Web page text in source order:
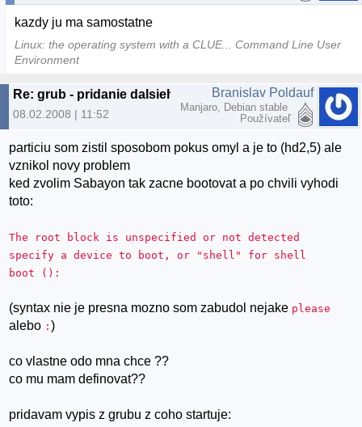
kazdy ju ma samostatne
Linux: the operating system with a CLUE... Command Line User
Environment
Re: grub - pridanie dalsieho linuxu
08.02.2008 | 11:52
Branislav Poldauf
Manjaro, Debian stable
Používateľ
particiu som zistil sposobom pokus omyl a je to (hd2,5) ale
vznikol novy problem
ked zvolim Sabayon tak zacne bootovat a po chvili vyhodi
toto:
The root block is unspecified or not detected
specify a device to boot, or "shell" for shell
boot ():
(syntax nie je presna mozno som zabudol nejake please
alebo : )
co vlastne odo mna chce ??
co mu mam definovat??
pridavam vypis z grubu z coho startuje: